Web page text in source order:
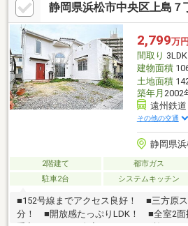
静岡県浜松市中央区上島７
2,799万円
間取り 3LDK
建物面積
土地面積
築年月 2002
遠州鉄
その他の交通
静岡県
2階建て 都市ガス
駐車2台
システムキッチン
■152号線までアクセス良好！ ■三方原
分！ ■開放感たっぷりLDK！ ■全室2面